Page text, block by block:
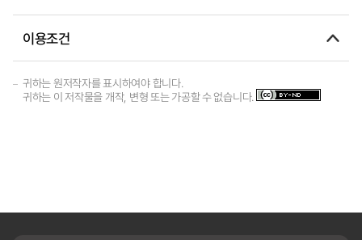
이용조건
귀하는 원저작자를 표시하여야 합니다.
귀하는 이 저작물을 개작, 변형 또는 가공할 수 없습니다.